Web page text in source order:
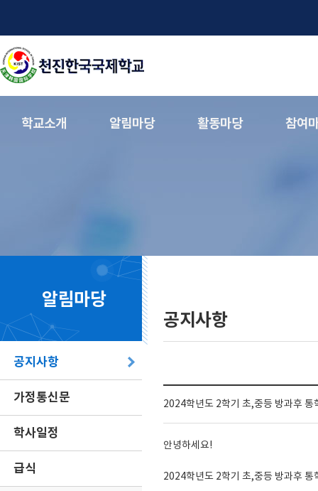
학교소개 알림마당 활동마당 참여
알림마당
공지사항
가정통신문
학사일정
급식
공지사항
2024학년도 2학기 초,중등 방과후 통
안녕하세요!
2024학년도 2학기 초,중등 방과후